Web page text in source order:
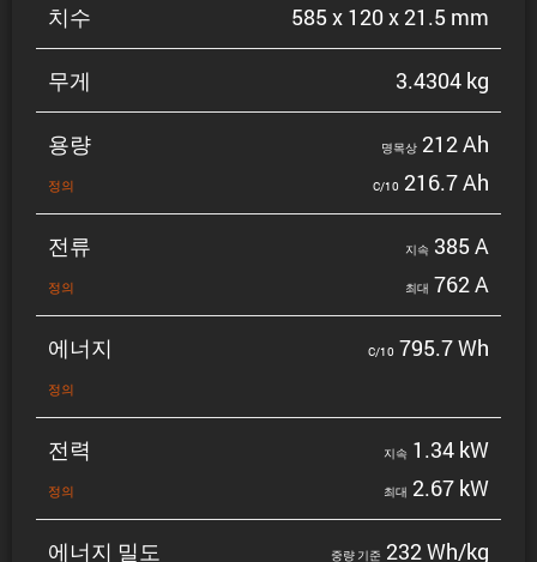
치수 585 x 120 x 21.5 mm
무게 3.4304 kg
용량
정의
명목상 212 Ah
C/10 216.7 Ah
전류
정의
지속 385 A
최대 762 A
에너지
정의
C/10 795.7 Wh
전력
정의
지속 1.34 kW
최대 2.67 kW
에너지 밀도 중량 기준 232 Wh/kg